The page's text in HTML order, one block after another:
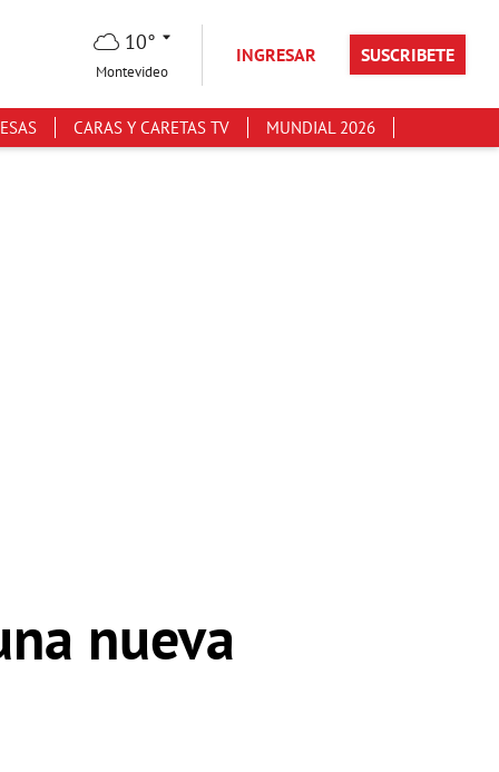
10°
Montevideo
INGRESAR SUSCRIBETE
CARAS Y CARETAS TV MUNDIAL 2026
nueva